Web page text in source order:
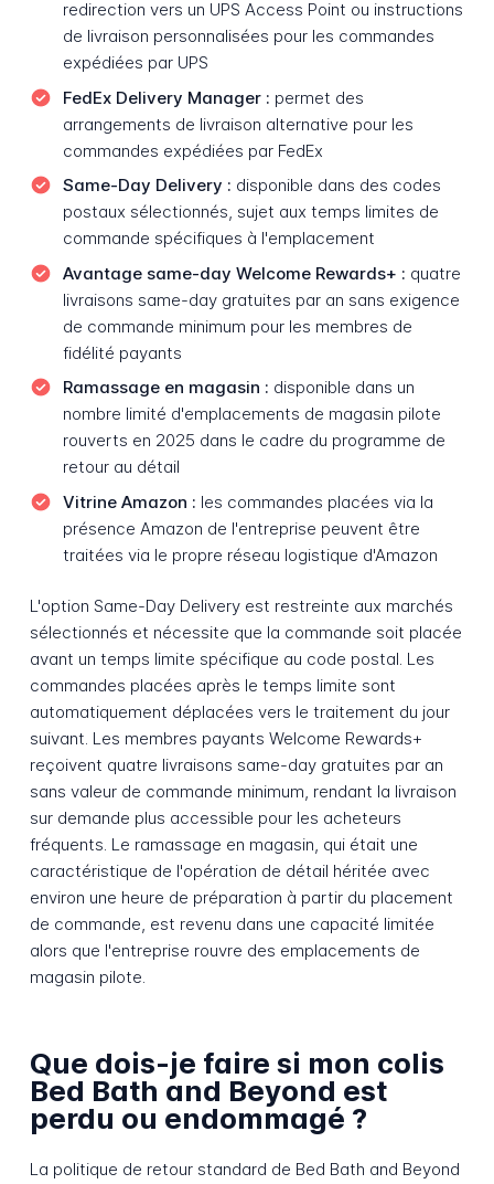
redirection vers un UPS Access Point ou instructions
de livraison personnalisées pour les commandes
expédiées par UPS
FedEx Delivery Manager : permet des
arrangements de livraison alternative pour les
commandes expédiées par FedEx
Same-Day Delivery : disponible dans des codes
postaux sélectionnés, sujet aux temps limites de
commande spécifiques à l'emplacement
Avantage same-day Welcome Rewards+ : quatre
livraisons same-day gratuites par an sans exigence
de commande minimum pour les membres de
fidélité payants
Ramassage en magasin : disponible dans un
nombre limité d'emplacements de magasin pilote
rouverts en 2025 dans le cadre du programme de
retour au détail
Vitrine Amazon : les commandes placées via la
présence Amazon de l'entreprise peuvent être
traitées via le propre réseau logistique d'Amazon
L'option Same-Day Delivery est restreinte aux marchés
sélectionnés et nécessite que la commande soit placée
avant un temps limite spécifique au code postal. Les
commandes placées après le temps limite sont
automatiquement déplacées vers le traitement du jour
suivant. Les membres payants Welcome Rewards+
reçoivent quatre livraisons same-day gratuites par an
sans valeur de commande minimum, rendant la livraison
sur demande plus accessible pour les acheteurs
fréquents. Le ramassage en magasin, qui était une
caractéristique de l'opération de détail héritée avec
environ une heure de préparation à partir du placement
de commande, est revenu dans une capacité limitée
alors que l'entreprise rouvre des emplacements de
magasin pilote.
Que dois-je faire si mon colis
Bed Bath and Beyond est
perdu ou endommagé ?
La politique de retour standard de Bed Bath and Beyond